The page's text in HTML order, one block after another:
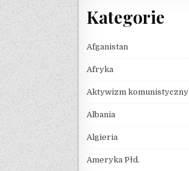
Kategorie
Afganistan
Afryka
Aktywizm komunistyczny
Albania
Algieria
Ameryka Płd.